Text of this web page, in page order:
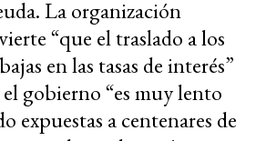
La organización
“que el traslado a los
en las tasas de interés”
gobierno “es muy lento
expuestas a centenares de